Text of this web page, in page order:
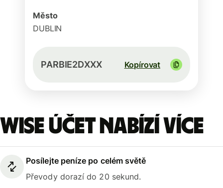
Město
DUBLIN
PARBIE2DXXX Kopírovat
Wise účet nabízí více
Posílejte peníze po celém světě
Převody dorazí do 20 sekund.